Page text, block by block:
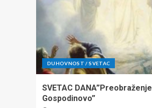
DUHOVNOST / SVETAC
SVETAC DANA”Preobraženje
Gospodinovo”